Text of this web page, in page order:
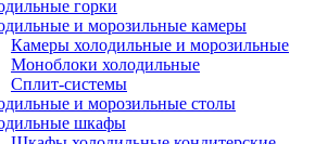
горки
и морозильные камеры
Камеры холодильные и морозильные
Моноблоки холодильные
Сплит-системы
и морозильные столы
шкафы